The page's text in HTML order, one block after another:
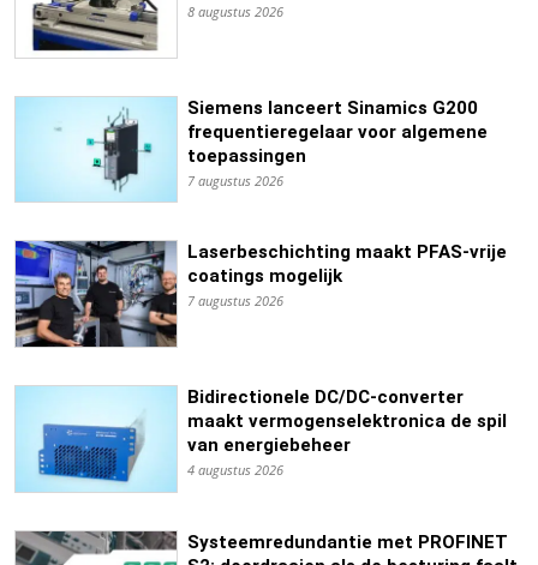
8 augustus 2026
Siemens lanceert Sinamics G200
frequentieregelaar voor algemene
toepassingen
7 augustus 2026
Laserbeschichting maakt PFAS-vrije
coatings mogelijk
7 augustus 2026
Bidirectionele DC/DC-converter
maakt vermogenselektronica de spil
van energiebeheer
4 augustus 2026
Systeemredundantie met PROFINET